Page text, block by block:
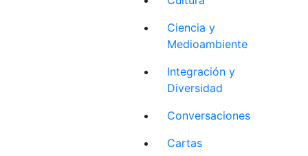
Ciencia y
Medioambiente
Integración y
Diversidad
Conversaciones
Cartas